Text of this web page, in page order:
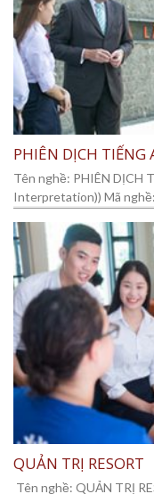
PHIÊN DỊCH TIẾNG
Tên nghề: PHIÊN DỊCH
Interpretation)) Mã
QUẢN TRỊ RESORT
Tên nghề: QUẢN TRỊ